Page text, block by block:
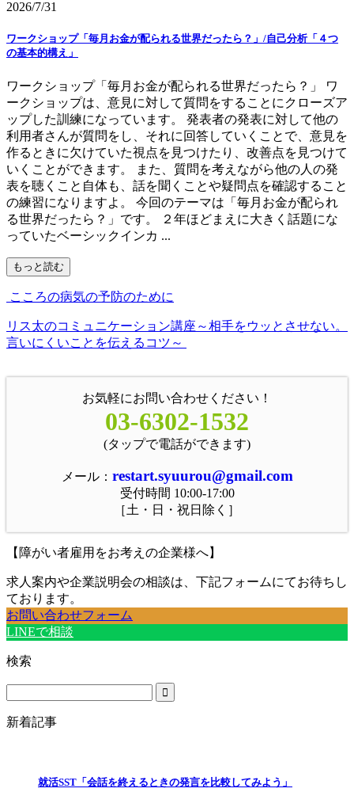
2026/7/31
ワークショップ「毎月お金が配られる世界だったら？」/自己分析「４つ
の基本的構え」
ワークショップ「毎月お金が配られる世界だったら？」 ワ
ークショップは、意見に対して質問をすることにクローズア
ップした訓練になっています。 発表者の発表に対して他の
利用者さんが質問をし、それに回答していくことで、意見を
作るときに欠けていた視点を見つけたり、改善点を見つけて
いくことができます。 また、質問を考えながら他の人の発
表を聴くこと自体も、話を聞くことや疑問点を確認すること
の練習になりますよ。 今回のテーマは「毎月お金が配られ
る世界だったら？」です。 ２年ほどまえに大きく話題にな
っていたベーシックインカ ...
もっと読む
こころの病気の予防のために
リス太のコミュニケーション講座～相手をウッとさせない。
言いにくいことを伝えるコツ～
お気軽にお問い合わせください！
03-6302-1532
(タップで電話ができます)
メール： restart.syuurou@gmail.com
受付時間 10:00-17:00
［土・日・祝日除く］
【障がい者雇用をお考えの企業様へ】
求人案内や企業説明会の相談は、下記フォームにてお待ちし
ております。
お問い合わせフォーム
LINEで相談
検索
新着記事
就活SST「会話を終えるときの発言を比較してみよう」